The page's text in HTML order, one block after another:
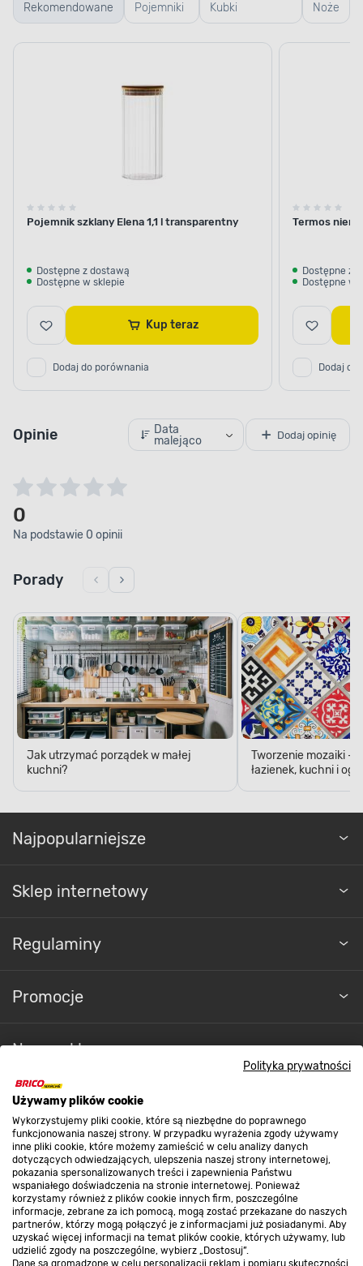
Polityka prywatności
Używamy plików cookie
Wykorzystujemy pliki cookie, które są niezbędne do poprawnego
funkcjonowania naszej strony. W przypadku wyrażenia zgody używamy
inne pliki cookie, które możemy zamieścić w celu analizy danych
dotyczących odwiedzających, ulepszenia naszej strony internetowej,
pokazania spersonalizowanych treści i zapewnienia Państwu
wspaniałego doświadczenia na stronie internetowej. Ponieważ
korzystamy również z plików cookie innych firm, poszczególne
informacje, zebrane za ich pomocą, mogą zostać przekazane do naszych
partnerów, którzy mogą połączyć je z informacjami już posiadanymi. Aby
uzyskać więcej informacji na temat plików cookie, których używamy, lub
udzielić zgody na poszczególne, wybierz „Dostosuj”.
Dane są gromadzone w celu personalizacji reklam i pomiaru skuteczności
Rekomendowane Pojemniki
szklane
Kubki
termiczne i
Noże
Pojemnik szklany Elena 1,1 l transparentny
Dostępne z dostawą
Dostępne w sklepie
Kup teraz
Dodaj do porównania
Termos
Dostępne z
Dostępne w
Dodaj do
Opinie
Data
malejąco
Dodaj opinię
0
Na podstawie 0 opinii
Porady
Jak utrzymać porządek w małej
kuchni?
Tworzenie mozaiki -
łazienek, kuchni i
Najpopularniejsze
Sklep internetowy
Regulaminy
Promocje
Nasze sklepy
O nas
Kontakt do sklepu
Strefa biznesu